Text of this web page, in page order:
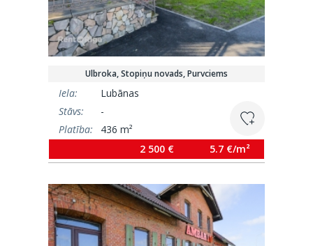
Ulbroka, Stopiņu novads, Purvciems
Iela:
Lubānas
Stāvs:
-
Platība:
436 m²
2 500 €
5.7 €/m²